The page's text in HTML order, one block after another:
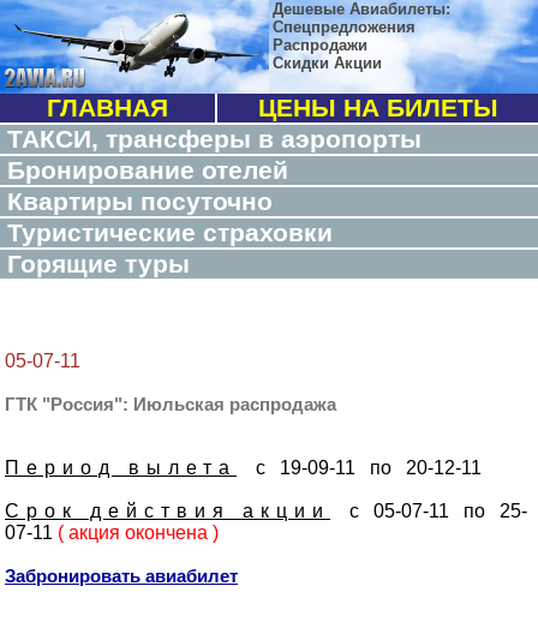
Дешевые Авиабилеты:
Спецпредложения
Распродажи
Скидки Акции
ГЛАВНАЯ
ЦЕНЫ НА БИЛЕТЫ
ТАКСИ, трансферы в аэропорты
Бронирование отелей
Квартиры посуточно
Туристические страховки
Горящие туры
05-07-11
ГТК "Россия": Июльская распродажа
Период вылета с 19-09-11 по 20-12-11
Срок действия акции
с 05-07-11 по 25-
07-11 ( акция окончена )
Забронировать авиабилет